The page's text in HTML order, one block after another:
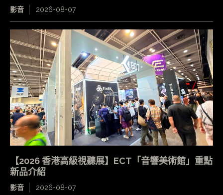
影音 2026-08-07
【2026 香港高級視聽展】ECT「音響美術館」重點
新品介紹
影音 2026-08-07